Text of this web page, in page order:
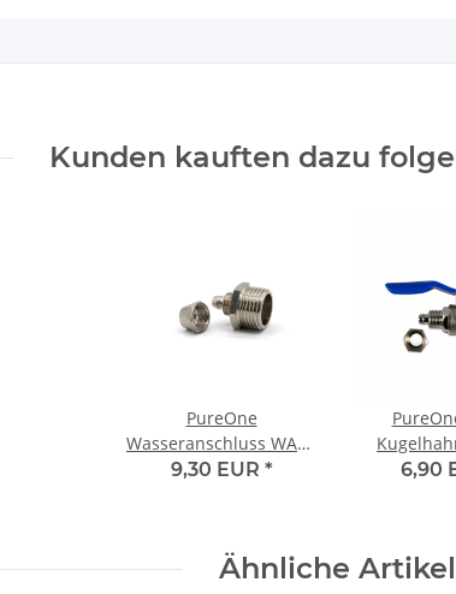
Kunden kauften dazu
PureOne
Wasseranschluss WA14
1/2 Zoll AG auf 8 mm
9,30 EUR *
6,90
Ähnliche Artikel